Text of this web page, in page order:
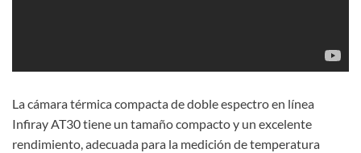
La cámara térmica compacta de doble espectro en línea
Infiray AT30 tiene un tamaño compacto y un excelente
rendimiento, adecuada para la medición de temperatura